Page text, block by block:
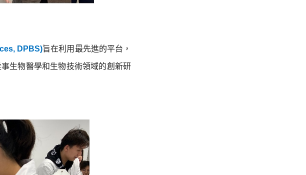
DPBS)旨在利用最先進的平台，
生物醫學和生物技術領域的創新研